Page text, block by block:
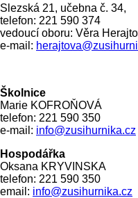
Slezská 21, učebna č. 34,
telefon: 221 590 374
vedoucí oboru: Věra
e-mail:
Školnice
Marie KOFROŇOVÁ
telefon: 221 590 350
e-mail: info@zusihurnika.cz
Hospodářka
Oksana KRYVINSKA
telefon: 221 590 350
email: info@zusihurnika.cz